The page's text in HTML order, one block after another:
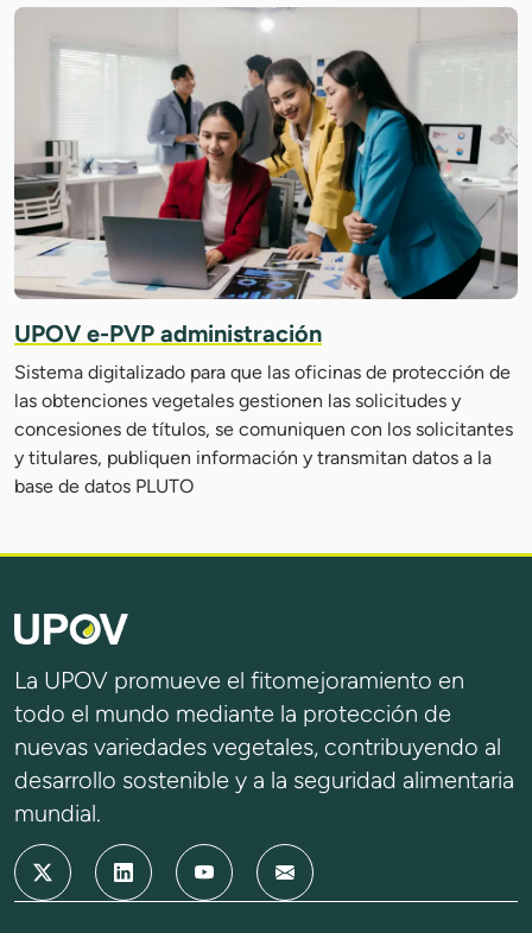
UPOV e-PVP administración
Sistema digitalizado para que las oficinas de protección de
las obtenciones vegetales gestionen las solicitudes y
concesiones de títulos, se comuniquen con los solicitantes
y titulares, publiquen información y transmitan datos a la
base de datos PLUTO
La UPOV promueve el fitomejoramiento en
todo el mundo mediante la protección de
nuevas variedades vegetales, contribuyendo al
desarrollo sostenible y a la seguridad alimentaria
mundial.